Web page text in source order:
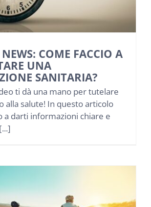
NEWS
CONTATTI
RISERVATA BENEFICIARI
COME FACCIO A
UNA
SANITARIA?
ti dà una mano per tutelare
alla salute! In questo articolo
a darti informazioni chiare e